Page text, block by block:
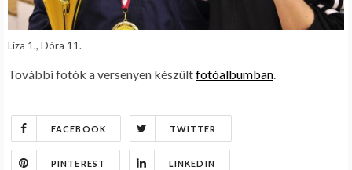
Liza 1., Dóra 11.
További fotók a versenyen készültfotóalbumban.
FACEBOOK TWITTER
PINTEREST LINKEDIN